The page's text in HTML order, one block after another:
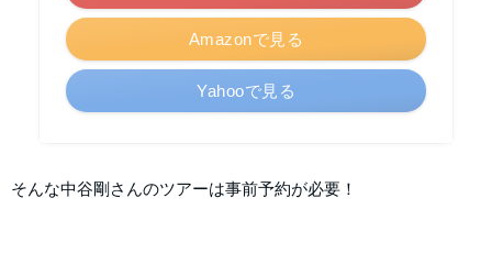
Amazonで見る
Yahooで見る
そんな中谷剛さんのツアーは事前予約が必要！